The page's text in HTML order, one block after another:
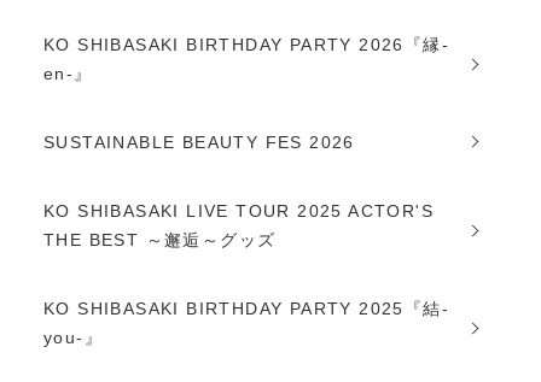
KO SHIBASAKI BIRTHDAY PARTY 2026『縁-
en-』
SUSTAINABLE BEAUTY FES 2026
KO SHIBASAKI LIVE TOUR 2025 ACTOR'S
THE BEST ～邂逅～グッズ
KO SHIBASAKI BIRTHDAY PARTY 2025『結-
you-』